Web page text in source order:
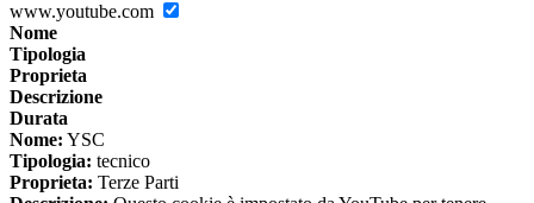
www.youtube.com
Nome
Tipologia
Proprieta
Descrizione
Durata
Nome: YSC
Tipologia: tecnico
Proprieta: Terze Parti